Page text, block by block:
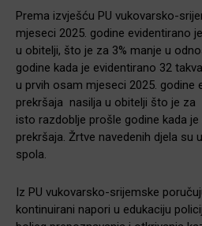
Prema izvješću PU vukovarsko-
mjeseci 2025. godine evidentirano
u obitelji, što je za 3% manje u
godine kada je evidentirano 32
u prvih osam mjeseci 2025. godine
prekršaja nasilja u obitelji što je
isto razdoblje prošle godine kada
prekršaja. Žrtve navedenih djela su
spola.
Iz PU vukovarsko-srijemske
kontinuirani napori u edukaciju